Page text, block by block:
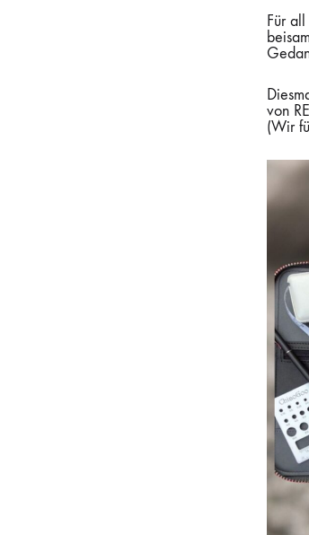
Für
von
(Wir